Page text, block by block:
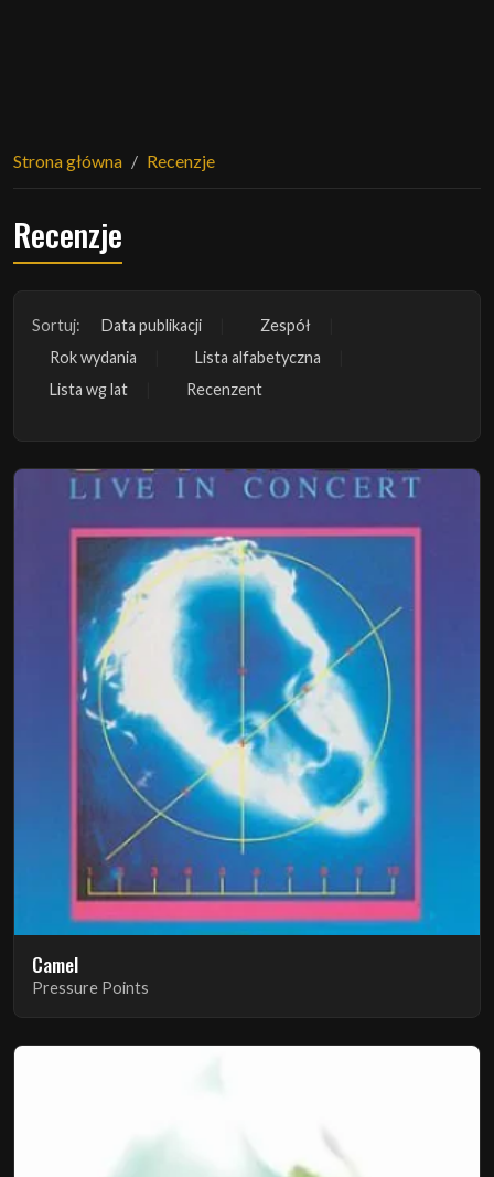
Strona główna Recenzje
Recenzje
Sortuj: Data publikacji
Zespół
Rok wydania
Lista alfabetyczna
Lista wg lat
Recenzent
Camel
Pressure Points